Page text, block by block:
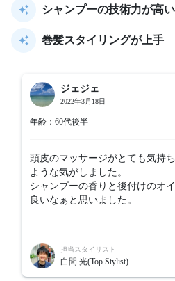
シャンプーの技術力が高い
巻髪スタイリングが上手
ジェジェ
2022年3月18日
年齢：60代後半
頭皮のマッサージがとても気持
ような気がしました。
シャンプーの香りと後付けのオ
良いなぁと思いました。
担当スタイリスト
白間 光(Top Stylist)